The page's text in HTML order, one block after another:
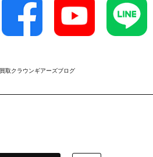
取クラウンギアーズブログ